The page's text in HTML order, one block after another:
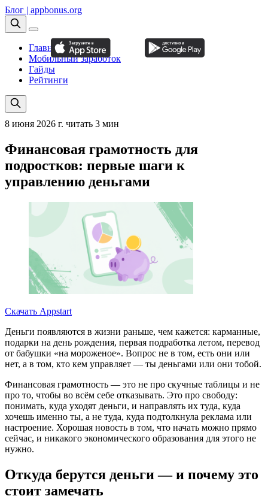
Блог | appbonus.org
Главная
Мобильный заработок
Гайды
Рейтинги
8 июня 2026 г. читать 3 мин
Финансовая грамотность для
подростков: первые шаги к
управлению деньгами
Скачать Appstart
Деньги появляются в жизни раньше, чем кажется: карманные,
подарки на день рождения, первая подработка летом, перевод
от бабушки «на мороженое». Вопрос не в том, есть они или
нет, а в том, кто кем управляет — ты деньгами или они тобой.
Финансовая грамотность — это не про скучные таблицы и не
про то, чтобы во всём себе отказывать. Это про свободу:
понимать, куда уходят деньги, и направлять их туда, куда
хочешь именно ты, а не туда, куда подтолкнула реклама или
настроение. Хорошая новость в том, что начать можно прямо
сейчас, и никакого экономического образования для этого не
нужно.
Откуда берутся деньги — и почему это
стоит замечать